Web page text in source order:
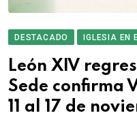
DESTACADO IGLESIA EN
León XIV
Sede confirma
11 al 17 de